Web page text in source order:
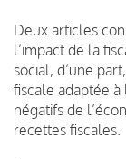
Deux articles
l’impact de la
social, d’une
fiscale adaptée
négatifs de
recettes fiscales.